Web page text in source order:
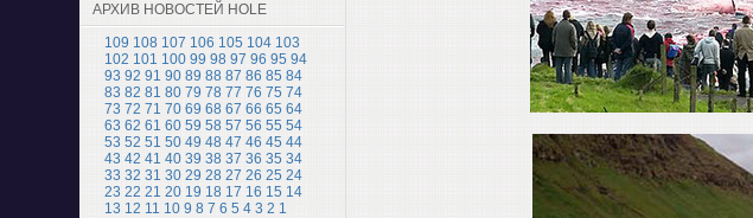
АРХИВ НОВОСТЕЙ HOLE
109 108 107 106 105 104 103
102 101 100 99 98 97 96 95 94
93 92 91 90 89 88 87 86 85 84
83 82 81 80 79 78 77 76 75 74
73 72 71 70 69 68 67 66 65 64
63 62 61 60 59 58 57 56 55 54
53 52 51 50 49 48 47 46 45 44
43 42 41 40 39 38 37 36 35 34
33 32 31 30 29 28 27 26 25 24
23 22 21 20 19 18 17 16 15 14
13 12 11 10 9 8 7 6 5 4 3 2 1